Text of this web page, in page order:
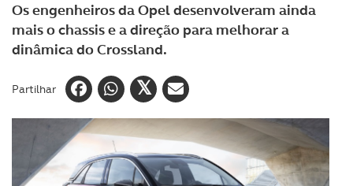
Os engenheiros da Opel desenvolveram ainda
mais o chassis e a direção para melhorar a
dinâmica do Crossland.
Partilhar